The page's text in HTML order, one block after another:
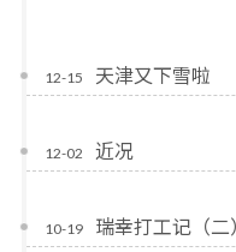
12-15 天津又下雪啦
12-02 近况
10-19 瑞幸打工记（二